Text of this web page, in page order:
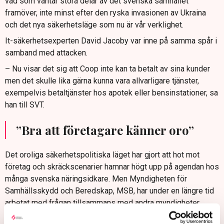
framöver, inte minst efter den ryska invasionen av Ukraina
och det nya säkerhetsläge som nu är vår verklighet.
It-säkerhetsexperten David Jacoby var inne på samma spår i
samband med attacken.
– Nu visar det sig att Coop inte kan ta betalt av sina kunder
men det skulle lika gärna kunna vara allvarligare tjänster,
exempelvis betaltjänster hos apotek eller bensinstationer, sa
han till SVT.
”Bra att företagare känner oro”
Det oroliga säkerhetspolitiska läget har gjort att hot mot
företag och skräckscenarier hamnar högt upp på agendan hos
många svenska näringsidkare. Men Myndigheten för
Samhällsskydd och Beredskap, MSB, har under en längre tid
arbetat med frågan tillsammans med andra myndigheter.
– Även om det som sker i vår omvärld är djupt tragiskt, så är